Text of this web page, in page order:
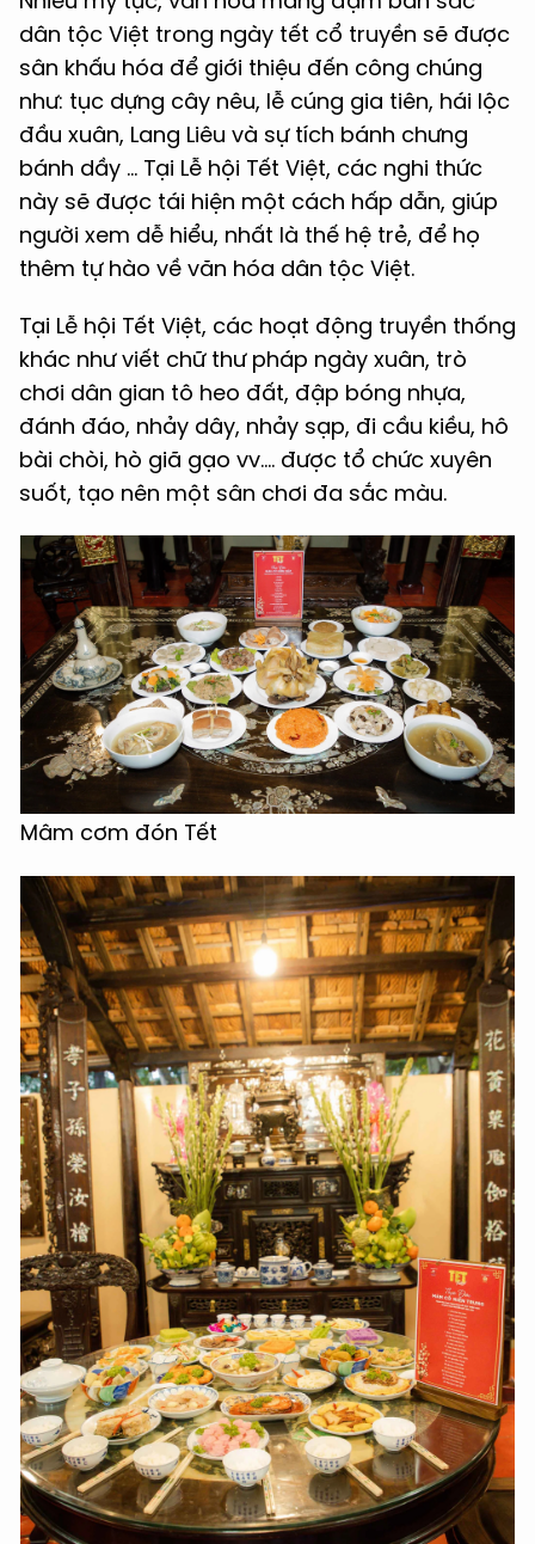
dân tộc Việt trong ngày tết cổ truyền sẽ được
sân khấu hóa để giới thiệu đến công chúng
như: tục dựng cây nêu, lễ cúng gia tiên, hái lộc
đầu xuân, Lang Liêu và sự tích bánh chưng
bánh dầy … Tại Lễ hội Tết Việt, các nghi thức
này sẽ được tái hiện một cách hấp dẫn, giúp
người xem dễ hiểu, nhất là thế hệ trẻ, để họ
thêm tự hào về văn hóa dân tộc Việt.
Tại Lễ hội Tết Việt, các hoạt động truyền thống
khác như viết chữ thư pháp ngày xuân, trò
chơi dân gian tô heo đất, đập bóng nhựa,
đánh đáo, nhảy dây, nhảy sạp, đi cầu kiều, hô
bài chòi, hò giã gạo vv.... được tổ chức xuyên
suốt, tạo nên một sân chơi đa sắc màu.
Mâm cơm đón Tết